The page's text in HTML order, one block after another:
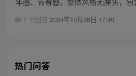
1 个回答 2024年10月26日 17:40
热门问答